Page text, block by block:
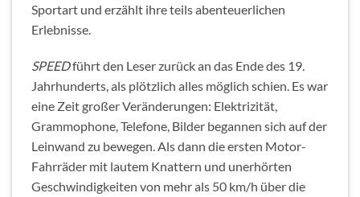
Sportart und erzählt ihre teils abenteuerlichen
Erlebnisse.
SPEEDführt den Leser zurück an das Ende des 19.
Jahrhunderts, als plötzlich alles möglich schien. Es war
eine Zeit großer Veränderungen: Elektrizität,
Grammophone, Telefone, Bilder begannen sich auf der
Leinwand zu bewegen. Als dann die ersten Motor-
Fahrräder mit lautem Knattern und unerhörten
Geschwindigkeiten von mehr als 50 km/h über die